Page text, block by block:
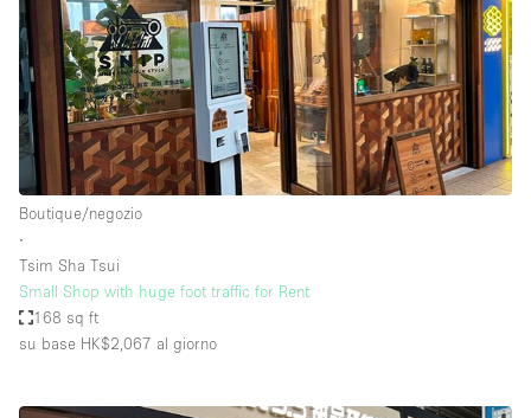
Boutique/negozio
∙
Tsim Sha Tsui
Small Shop with huge foot traffic for Rent
168 sq ft
su base HK$2,067 al giorno